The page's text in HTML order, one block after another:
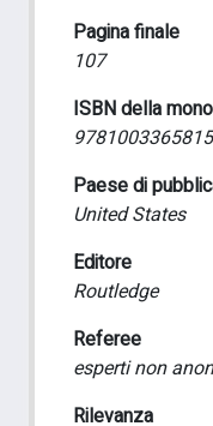
Pagina finale
107
ISBN della
9781003365815
Paese di
United States
Editore
Routledge
Referee
esperti non
Rilevanza